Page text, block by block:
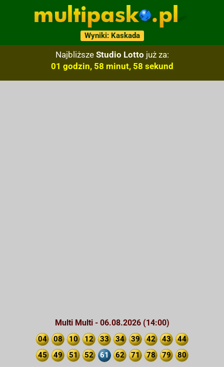
Wyniki: Kaskada
Najbliższe Studio Lotto już za:
01 godzin, 58 minut, 57 sekund
Multi Multi - 06.08.2026 (14:00)
04 08 10 12 33 34 39 42 43
44
45
49 51 52 61 62 71 78 79 80